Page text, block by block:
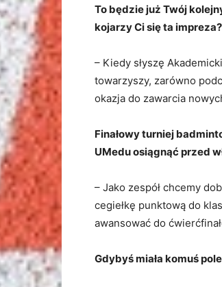
To będzie już Twój
kojarzy Ci się ta impreza?
– Kiedy słyszę
towarzyszy, zarówno
okazja do zawarcia
Finałowy turniej
UMedu osiągnąć przed
– Jako zespół chcemy
cegiełkę punktową do
awansować do
Gdybyś miała komuś